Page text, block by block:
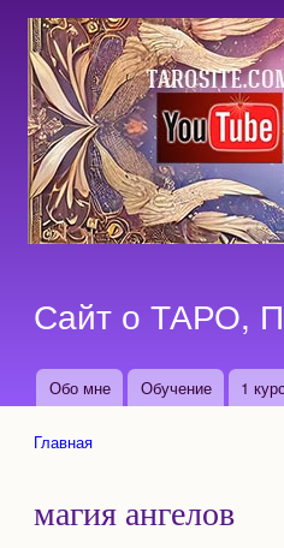
Сайт о ТАРО,
Основные ссылки
Обо мне Обучение 1
Главная
магия ангелов